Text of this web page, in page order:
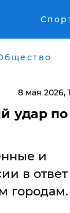
8 мая 2026,
удар по
и
в ответ
городам.